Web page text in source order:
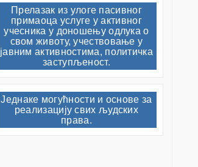
Прелазак из улоге пасивног
примаоца услуге у активног
учесника у доношењу одлука о
свом животу, учествовање у
јавним активностима, политичка
заступљеност.
Једнаке могућности и основе за
реализацију свих људских
права.